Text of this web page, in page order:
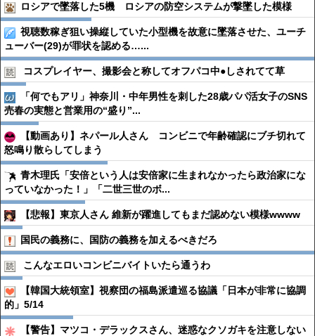
ロシアで墜落した5機 ロシアの防空システムが撃墜した模様
視聴数稼ぎ狙い操縦していた小型機を故意に墜落させた、ユーチ
ューバー(29)が罪状を認める…...
コスプレイヤー、撮影会と称してオフパコ中●︎しされてて草
「何でもアリ」神奈川・中年男性を刺した28歳パパ活女子のSNS
売春の実態と営業用の“盛り”...
【動画あり】ネパール人さん コンビニで年齢確認にブチ切れて
怒鳴り散らしてしまう
青木理氏「安倍という人は安倍家に生まれなかったら政治家にな
っていなかった！」「二世三世のボ...
【悲報】東京人さん 維新が躍進してもまだ認めない模様wwww
国民の義務に、国防の義務を加えるべきだろ
こんなエロいコンビニバイトいたら通うわ
【韓国大統領室】視察団の福島派遣巡る協議「日本が非常に協調
的」5/14
【警告】マツコ・デラックスさん、迷惑なクソガキを注意しない